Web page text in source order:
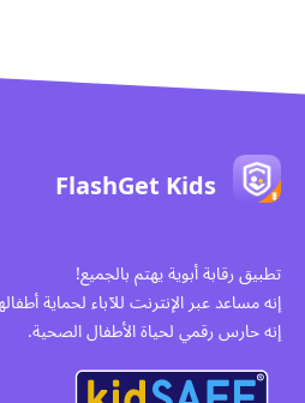
FlashGet Kids
تطبيق رقابة أبوية يهتم بالجميع!
إنه مساعد عبر الإنترنت للآباء لحماية
إنه حارس رقمي لحياة الأطفال الصحية.